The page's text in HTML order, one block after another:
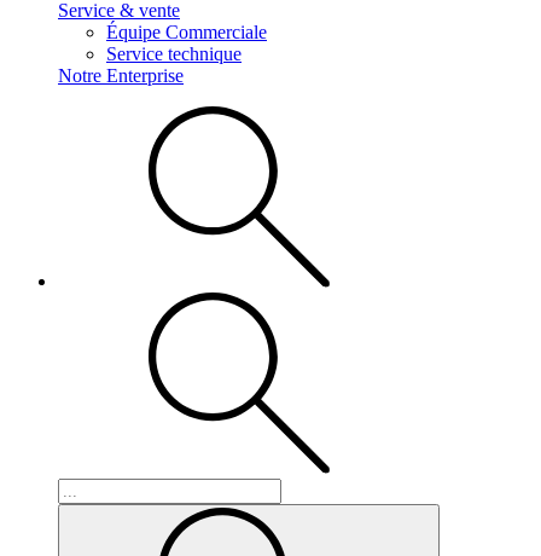
Service & vente
Équipe Commerciale
Service technique
Notre Enterprise